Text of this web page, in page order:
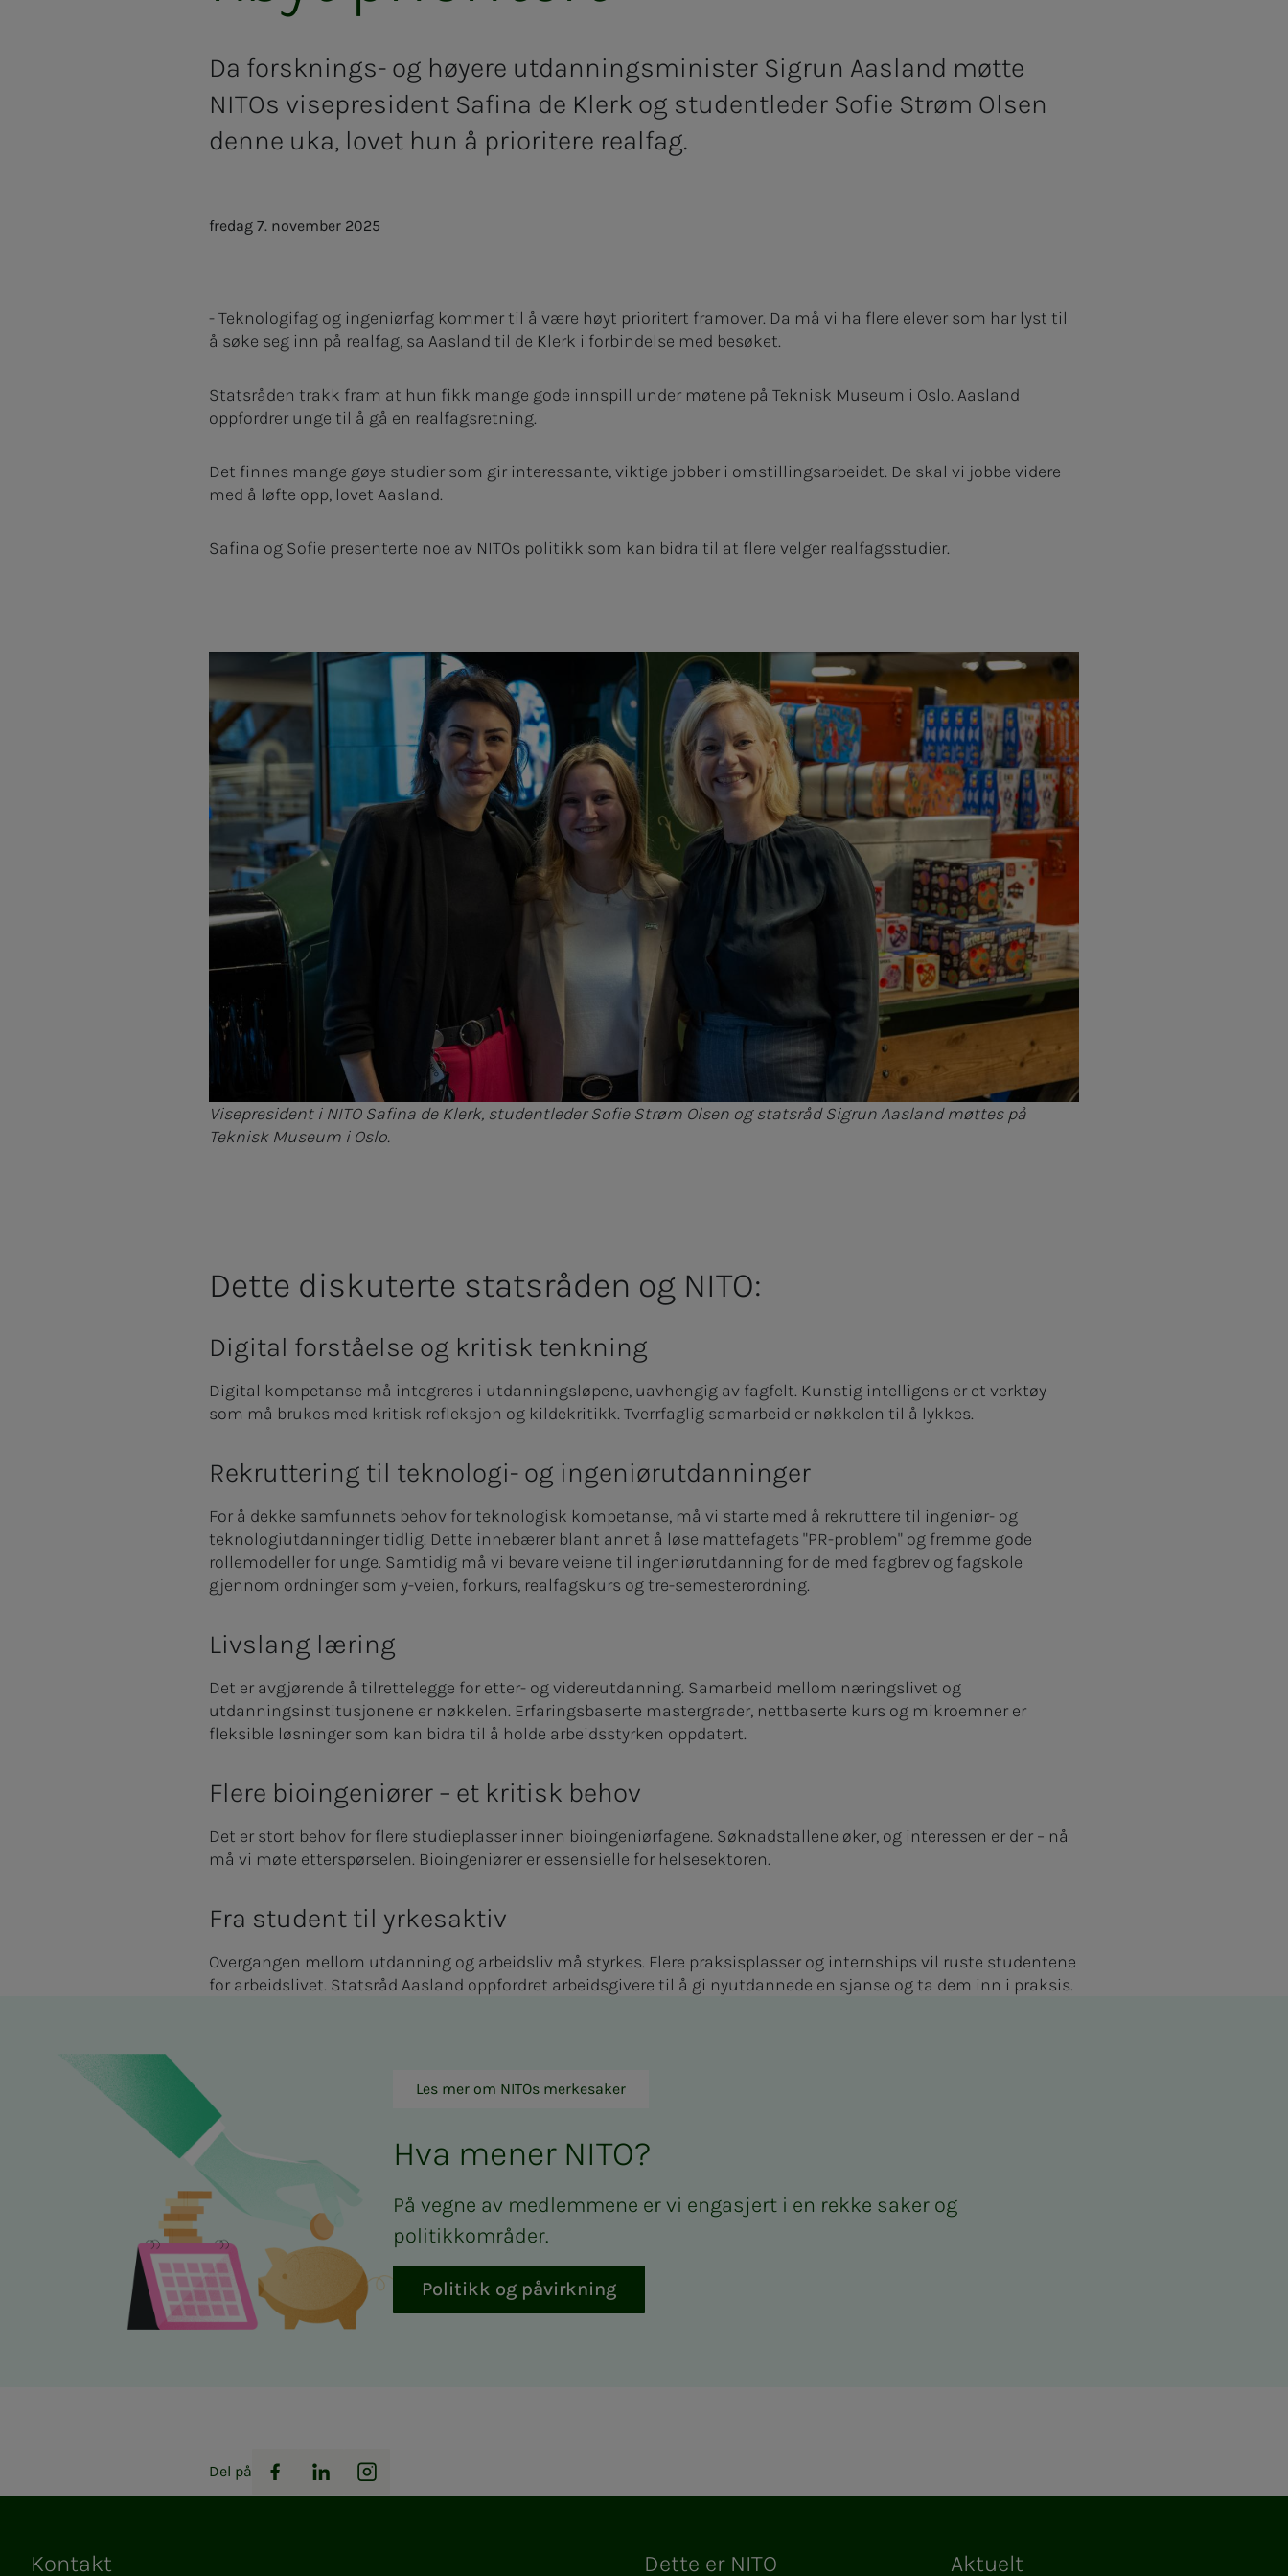
Da forsknings- og høyere utdanningsminister Sigrun Aasland møtte
NITOs visepresident Safina de Klerk og studentleder Sofie Strøm Olsen
denne uka, lovet hun å prioritere realfag.
fredag 7. november 2025
- Teknologifag og ingeniørfag kommer til å være høyt prioritert framover. Da må vi ha flere elever som har lyst til
å søke seg inn på realfag, sa Aasland til de Klerk i forbindelse med besøket.
Statsråden trakk fram at hun fikk mange gode innspill under møtene på Teknisk Museum i Oslo. Aasland
oppfordrer unge til å gå en realfagsretning.
Det finnes mange gøye studier som gir interessante, viktige jobber i omstillingsarbeidet. De skal vi jobbe videre
med å løfte opp, lovet Aasland.
Safina og Sofie presenterte noe av NITOs politikk som kan bidra til at flere velger realfagsstudier.
Visepresident i NITO Safina de Klerk, studentleder Sofie Strøm Olsen og statsråd Sigrun Aasland møttes på
Teknisk Museum i Oslo.
Dette diskuterte statsråden og NITO:
Digital forståelse og kritisk tenkning
Digital kompetanse må integreres i utdanningsløpene, uavhengig av fagfelt. Kunstig intelligens er et verktøy
som må brukes med kritisk refleksjon og kildekritikk. Tverrfaglig samarbeid er nøkkelen til å lykkes.
Rekruttering til teknologi- og ingeniørutdanninger
For å dekke samfunnets behov for teknologisk kompetanse, må vi starte med å rekruttere til ingeniør- og
teknologiutdanninger tidlig. Dette innebærer blant annet å løse mattefagets "PR-problem" og fremme gode
rollemodeller for unge. Samtidig må vi bevare veiene til ingeniørutdanning for de med fagbrev og fagskole
gjennom ordninger som y-veien, forkurs, realfagskurs og tre-semesterordning.
Livslang læring
Det er avgjørende å tilrettelegge for etter- og videreutdanning. Samarbeid mellom næringslivet og
utdanningsinstitusjonene er nøkkelen. Erfaringsbaserte mastergrader, nettbaserte kurs og mikroemner er
fleksible løsninger som kan bidra til å holde arbeidsstyrken oppdatert.
Flere bioingeniører – et kritisk behov
Det er stort behov for flere studieplasser innen bioingeniørfagene. Søknadstallene øker, og interessen er der – nå
må vi møte etterspørselen. Bioingeniører er essensielle for helsesektoren.
Fra student til yrkesaktiv
Overgangen mellom utdanning og arbeidsliv må styrkes. Flere praksisplasser og internships vil ruste studentene
for arbeidslivet. Statsråd Aasland oppfordret arbeidsgivere til å gi nyutdannede en sjanse og ta dem inn i praksis.
Les mer om NITOs merkesaker
Hva mener NITO?
På vegne av medlemmene er vi engasjert i en rekke saker og
politikkområder.
Politikk og påvirkning
Del på
Facebook
LinkedInInstagram
Kontakt Dette er NITO Aktuelt